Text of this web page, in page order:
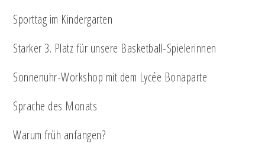
Sporttag im Kindergarten
Starker 3. Platz für unsere Basketball-Spielerinnen
Sonnenuhr-Workshop mit dem Lycée Bonaparte
Sprache des Monats
Warum früh anfangen?